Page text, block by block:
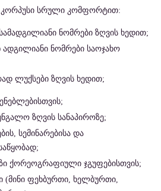
სრული კომფორტით:
ნომრები ზღვის ხედით;
ნომრები საოჯახო
ლუქსები ზღვის ხედით;
ზღვის სანაპიროზე;
სემინარებისა და
ქორეოგრაფიული ჯგუფებისთვის;
(მინი ფეხბურთი, ხელბურთი,